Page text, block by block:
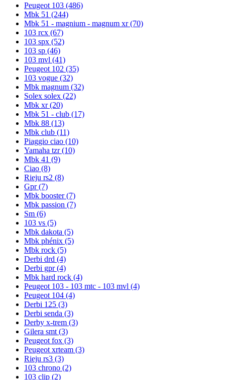
Peugeot 103 (486)
Mbk 51 (244)
Mbk 51 - magnium - magnum xr(70)
103 rcx (67)
103 spx (52)
103 sp (46)
103 mvl (41)
Peugeot 102 (35)
103 vogue (32)
Mbk magnum (32)
Solex solex (22)
Mbk xr(20)
Mbk 51 - club (17)
Mbk 88 (13)
Mbk club (11)
Piaggio ciao (10)
Yamaha tzr(10)
Mbk 41 (9)
Ciao (8)
Rieju rs2 (8)
Gpr(7)
Mbk booster(7)
Mbk passion (7)
Sm (6)
103 vs (5)
Mbk dakota (5)
Mbk phénix (5)
Mbk rock (5)
Derbi drd (4)
Derbi gpr(4)
Mbk hard rock (4)
Peugeot 103 - 103 mtc - 103 mvl (4)
Peugeot 104 (4)
Derbi 125 (3)
Derbi senda (3)
Derby x-trem (3)
Gilera smt (3)
Peugeot fox (3)
Peugeot xrteam (3)
Rieju rs3 (3)
103 chrono (2)
103 clip (2)